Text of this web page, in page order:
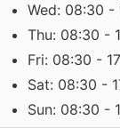
Wed: 08:30 -
Thu: 08:30 -
Fri: 08:30 -
Sat: 08:30 -
Sun: 08:30 -